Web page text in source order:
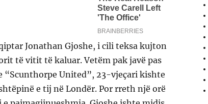
Jonathan Gjoshe, i cili teksa kujton
të vitit të kaluar. Vetëm pak javë pas
United”, 23-vjeçari kishte
e tij në Londër. Por rreth një orë